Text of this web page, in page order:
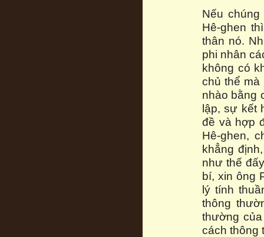
Nếu
Hê-ghen
thân nó.
phi nhân
không có
chủ thể mà
nhào bằng
lập, sự kết
đề và hợp
Hê-ghen,
khẳng
như thế
bí, xin ông
lý tính
thông
thường
cách thông